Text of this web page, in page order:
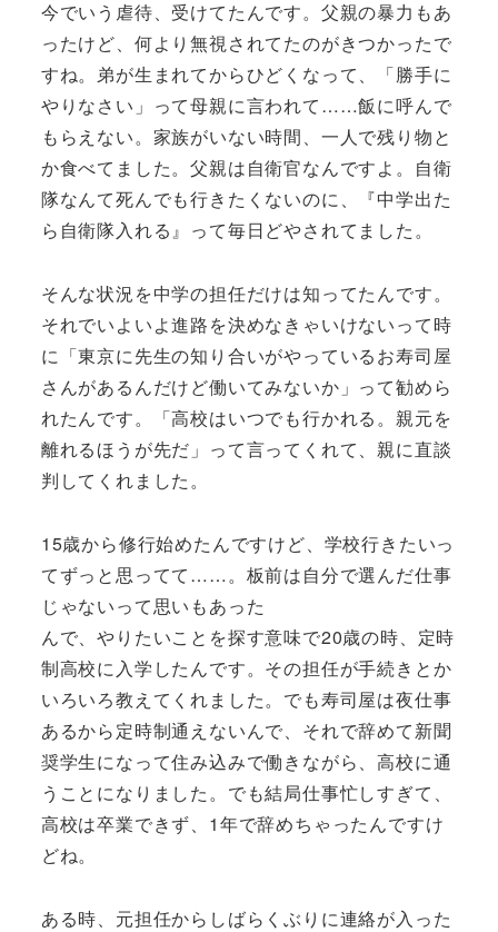
今でいう虐待、受けてたんです。父親の暴力もあ
ったけど、何より無視されてたのがきつかったで
すね。弟が生まれてからひどくなって、「勝手に
やりなさい」って母親に言われて……飯に呼んで
もらえない。家族がいない時間、一人で残り物と
か食べてました。父親は自衛官なんですよ。自衛
隊なんて死んでも行きたくないのに、『中学出た
ら自衛隊入れる』って毎日どやされてました。
そんな状況を中学の担任だけは知ってたんです。
それでいよいよ進路を決めなきゃいけないって時
に「東京に先生の知り合いがやっているお寿司屋
さんがあるんだけど働いてみないか」って勧めら
れたんです。「高校はいつでも行かれる。親元を
離れるほうが先だ」って言ってくれて、親に直談
判してくれました。
15歳から修行始めたんですけど、学校行きたいっ
てずっと思ってて……。板前は自分で選んだ仕事
じゃないって思いもあった
んで、やりたいことを探す意味で20歳の時、定時
制高校に入学したんです。その担任が手続きとか
いろいろ教えてくれました。でも寿司屋は夜仕事
あるから定時制通えないんで、それで辞めて新聞
奨学生になって住み込みで働きながら、高校に通
うことになりました。でも結局仕事忙しすぎて、
高校は卒業できず、1年で辞めちゃったんですけ
どね。
ある時、元担任からしばらくぶりに連絡が入った